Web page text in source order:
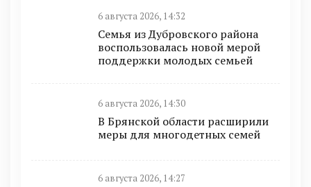
6 августа 2026, 14:32
Семья из Дубровского района
воспользовалась новой мерой
поддержки молодых семьей
6 августа 2026, 14:30
В Брянской области расширили
меры для многодетных семей
6 августа 2026, 14:27